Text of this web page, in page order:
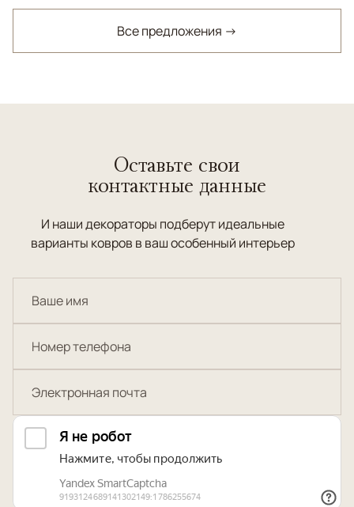
Все предложения →
Оставьте свои
контактные данные
И наши декораторы подберут идеальные
варианты ковров в ваш особенный интерьер